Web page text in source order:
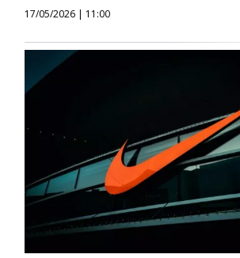
17/05/2026 | 11:00